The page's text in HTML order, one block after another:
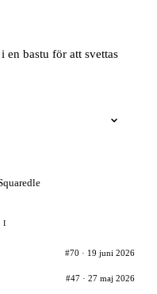
en bastu för att svettas
I
#70 · 19 juni 2026
#47 · 27 maj 2026